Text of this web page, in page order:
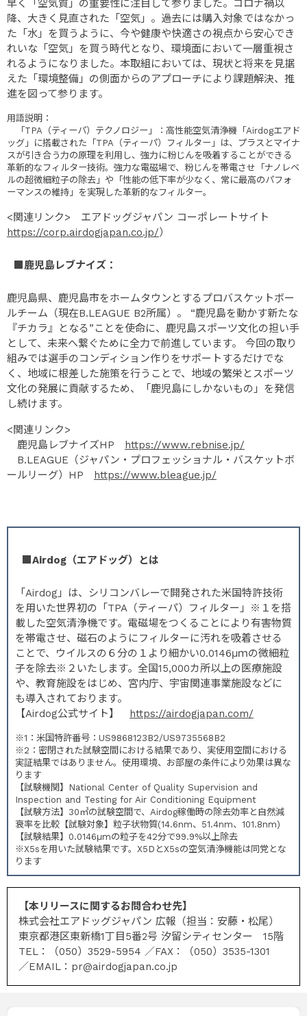
早く「空気質」の重要性に注目して参りました。コロナ禍以
降、大きく見直された「空気」。過去には購入対象ではなかっ
た「水」を買うように、今や健康や快適さの視点から安心でき
れいな「空気」を買う時代となり、環境面において一層重視さ
れるようになりました。本取組においては、現状と将来を見据
えた「環境整備」の側面からのアプローチにより課題解決、推
進を図って参ります。
用語説明：
「TPA（ティーパ）テクノロジー」：高性能空気清浄機「Airdogエアド
ッグ」に搭載された「TPA（ティーパ）フィルター」は、プラスとマイナ
スが引き合う力の原理を利用し、強力に粉じんを吸着することができる
革新的なフィルター技術。強力な電磁場で、粉じんを帯電させ「ナノレベ
ルの超微細粒子の除去」や「性能の低下率が少なく、常に最高のパフォ
ーマンスの維持」を実現した革新的なフィルター。
<関連リンク> エアドッグジャパン コーポレートサイト
https://corp.airdogjapan.co.jp/）
■鹿児島レブナイズ：
鹿児島県、鹿児島市をホームタウンとするプロバスケットボー
ルチーム（現在B.LEAGUE B2所属）。 “鹿児島を動かす新たな
『チカラ』となる”ことを使命に、鹿児島スポーツ文化の担い手
として、未来へ繋ぐために全力で前進しています。 今回の取り
組みでは選手のコンディション作りをサポートするだけでな
く、地域に根差した施策を行うことで、地域の繁栄とスポーツ
文化の発展に貢献するため、「鹿児島にしかないもの」を発信
し続けます。
<関連リンク>
鹿児島レブナイズHP
https://www.rebnise.jp/
B.LEAGUE（ジャパン・プロフェッショナル・バスケットボ
ールリーグ）HP
https://www.bleague.jp/
■Airdog（エアドッグ）とは
「Airdog」は、シリコンバレーで開発された米国特許技術
を用いた世界初の「TPA（ティーパ）フィルター」※１を搭
載した空気清浄機です。電磁場をつくることにより有害物質
を帯電させ、磁石のようにフィルターに汚れを吸着させる
ことで、ウイルスの６分の１より細かい0.0146μｍの微細粒
子を除去※２いたします。全国15,000カ所以上の医療施設
や、教育施設をはじめ、宮内庁、宇宙関連事業施設などに
も導入されております。
【Airdog公式サイト】
https://airdogjapan.com/
※1：米国特許番号：US9868123B2/US9735568B2
※2：密閉された試験空間における結果であり、実使用空間における
実証結果ではありません。使用環境、お部屋の条件により効果は異な
ります
【試験機関】National Center of Quality Supervision and
Inspection and Testing for Air Conditioning Equipment
【試験方法】30㎥の試験空間で、Airdog稼働時の除去効率と自然減
衰率を比較【試験対象】粒子状物質(14.6nm、51.4nm、101.8nm)
【試験結果】0.0146μmの粒子を42分で99.9%以上除去
※X5sを用いた試験結果です。X5DとX5sの空気清浄機能は同党とな
ります
【本リリースに関するお問合わせ先】
株式会社エアドッグジャパン 広報（担当：安藤・松尾）
東京都港区東新橋1丁目5番2号 汐留シティセンター 15階
TEL：（050）3529-5954 ／FAX：（050）3535-1301
／EMAIL：pr@airdogjapan.co.jp